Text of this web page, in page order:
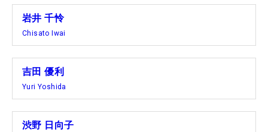
クラブをいっぱい使わされる。ミスの幅も広がる可
能性もあるので、しっかり長いクラフを中心に練習
できたら」と、課題に向き合う。
そして24年が2位、昨年が7位と、2年連続で全米ト
ップ10入りしている渋野日向子は、予選落ちからの
浮上をリビエラで目指していく。すでに事前のラウ
ンドも済んでいる。「難しいセッティングになるだ
岩井 千怜
Chisato Iwai
吉田 優利
Yuri Yoshida
渋野 日向子